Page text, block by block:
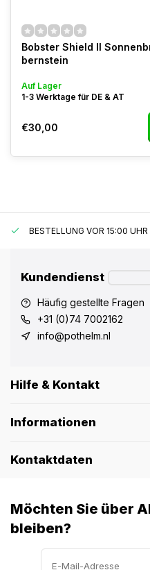
Bobster Shield II
bernstein
Auf Lager
1-3 Werktage für DE & AT
€30,00
BESTELLUNG VOR 15:00 UHR
Kundendienst
Häufig gestellte Fragen
+31 (0)74 7002162
info@pothelm.nl
Hilfe & Kontakt
Informationen
Kontaktdaten
Möchten Sie über
bleiben?